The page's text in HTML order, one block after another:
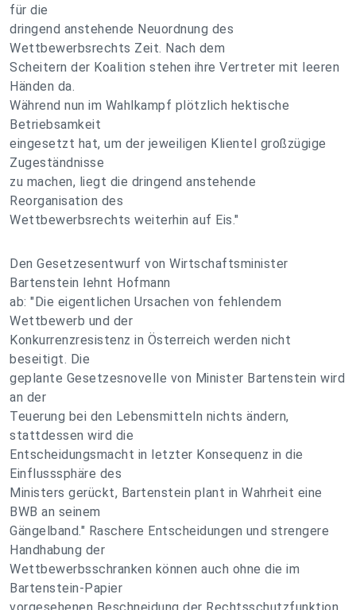
für die
dringend anstehende Neuordnung des
Wettbewerbsrechts Zeit. Nach dem
Scheitern der Koalition stehen ihre Vertreter mit leeren
Händen da.
Während nun im Wahlkampf plötzlich hektische
Betriebsamkeit
eingesetzt hat, um der jeweiligen Klientel großzügige
Zugeständnisse
zu machen, liegt die dringend anstehende
Reorganisation des
Wettbewerbsrechts weiterhin auf Eis."
Den Gesetzesentwurf von Wirtschaftsminister
Bartenstein lehnt Hofmann
ab: "Die eigentlichen Ursachen von fehlendem
Wettbewerb und der
Konkurrenzresistenz in Österreich werden nicht
beseitigt. Die
geplante Gesetzesnovelle von Minister Bartenstein wird
an der
Teuerung bei den Lebensmitteln nichts ändern,
stattdessen wird die
Entscheidungsmacht in letzter Konsequenz in die
Einflusssphäre des
Ministers gerückt, Bartenstein plant in Wahrheit eine
BWB an seinem
Gängelband." Raschere Entscheidungen und strengere
Handhabung der
Wettbewerbsschranken können auch ohne die im
Bartenstein-Papier